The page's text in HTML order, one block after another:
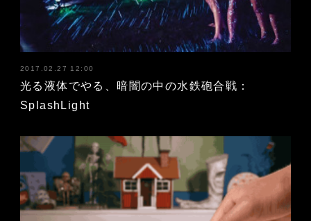
2017.02.27 12:00
光る液体でやる、暗闇の中の水鉄砲合戦：
SplashLight